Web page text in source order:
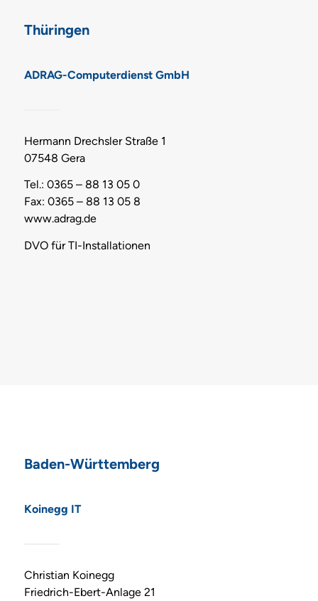
Thüringen
ADRAG-Computerdienst GmbH
Hermann Drechsler Straße 1
07548 Gera
Tel.: 0365 – 88 13 05 0
Fax: 0365 – 88 13 05 8
www.adrag.de
DVO für TI-Installationen
Baden-Württemberg
Koinegg IT
Christian Koinegg
Friedrich-Ebert-Anlage 21